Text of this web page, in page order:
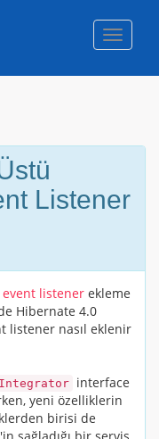
Listener
event listener ekleme
Hibernate 4.0
listener nasıl eklenir
interface
yeni özelliklerin
birisi de